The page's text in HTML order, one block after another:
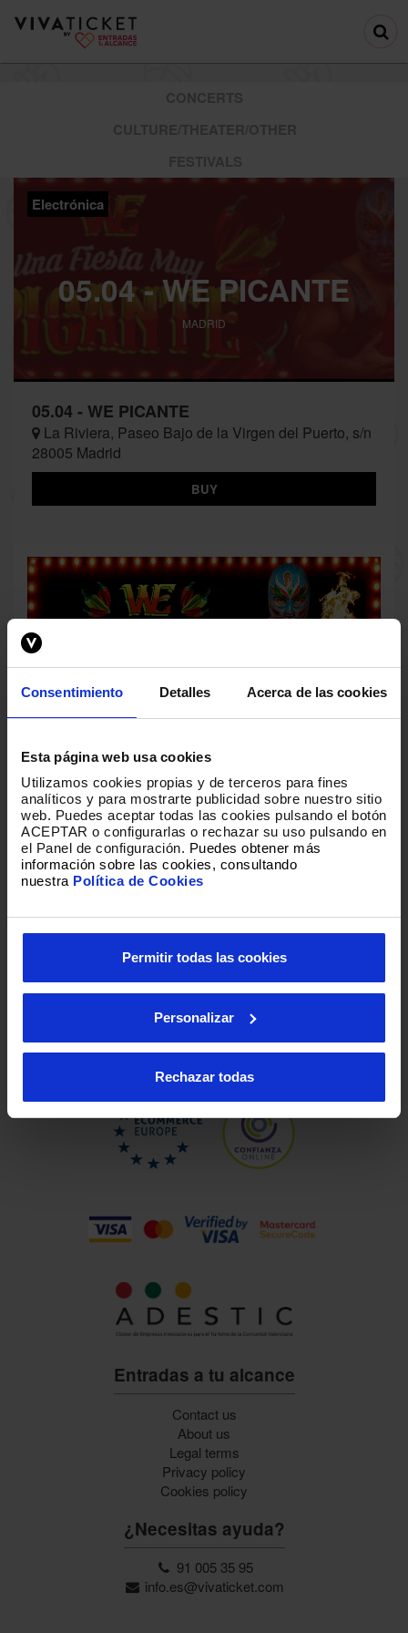
Consentimiento Detalles Acerca de las cookies
Esta página web usa cookies
Utilizamos cookies propias y de terceros para fines
analíticos y para mostrarte publicidad sobre nuestro sitio
web. Puedes aceptar todas las cookies pulsando el botón
ACEPTAR o configurarlas o rechazar su uso pulsando en
el Panel de configuración. Puedes obtener más
información sobre las cookies, consultando
nuestra Política de Cookies
Permitir todas las cookies
Personalizar
Rechazar todas
Electrónica
05.04 - WE PICANTE
MADRID
05.04 - WE PICANTE
La Riviera, Paseo Bajo de la Virgen del Puerto, s/n
28005 Madrid
BUY
Loading
Entradas a tu alcance
Contact us
About us
Legal terms
Privacy policy
Cookies policy
¿Necesitas ayuda?
91 005 35 95
info.es@vivaticket.com